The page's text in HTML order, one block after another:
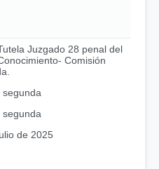
Juzgado 28 penal del
Comisión
segunda
segunda
de 2025